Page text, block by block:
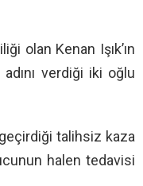
olan Kenan Işık’ın
verdiği iki oğlu
talihsiz kaza
halen tedavisi